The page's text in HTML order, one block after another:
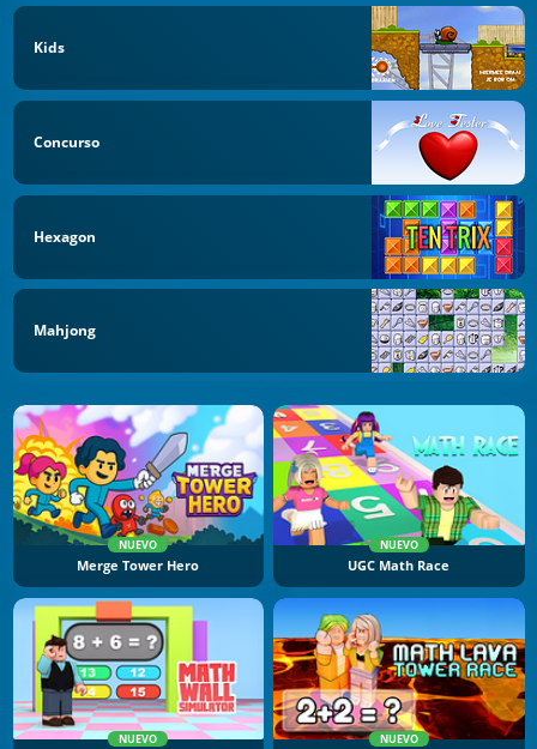
Kids
Concurso
Hexagon
Mahjong
NUEVO
Merge Tower Hero
NUEVO
UGC Math Race
NUEVO NUEVO